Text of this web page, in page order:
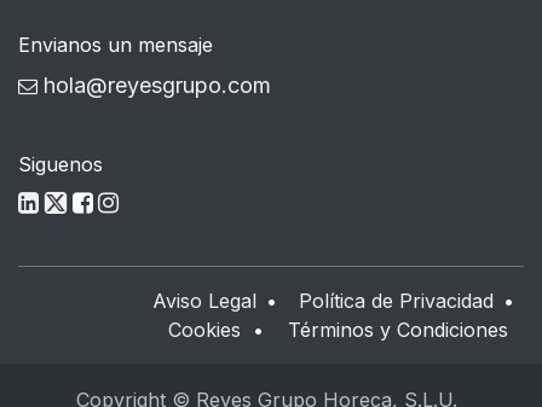
Envianos un mensaje
hola@reyesgrupo.com
Siguenos
Aviso Legal • Política de Privacidad •
Cookies • Términos y Condiciones
Copyright © Reyes Grupo Horeca, S.L.U.